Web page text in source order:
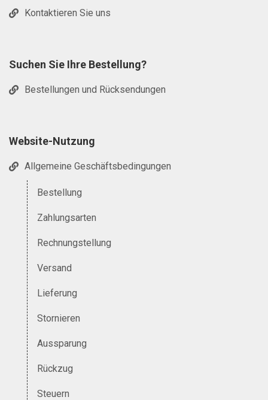
Kontaktieren Sie uns
Suchen Sie Ihre Bestellung?
Bestellungen und Rücksendungen
Website-Nutzung
Allgemeine Geschäftsbedingungen
Bestellung
Zahlungsarten
Rechnungstellung
Versand
Lieferung
Stornieren
Aussparung
Rückzug
Steuern